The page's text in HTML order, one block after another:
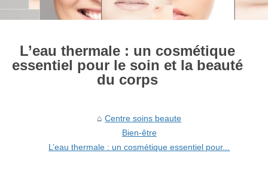
L’eau thermale : un cosmétique
essentiel pour le soin et la beauté
du corps
Centre soins beaute
Bien-être
L’eau thermale : un cosmétique essentiel pour...